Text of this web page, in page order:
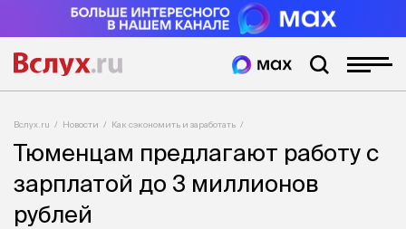
Вслух.ru Новости Как сэкономить и заработать
Тюменцам предлагают работу с
зарплатой до 3 миллионов
рублей